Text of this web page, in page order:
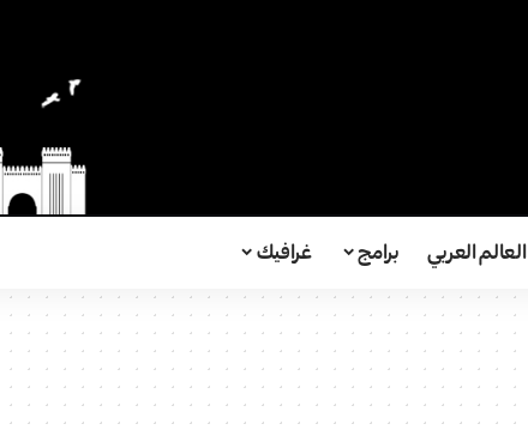
العالم العربي برامج غرافيك